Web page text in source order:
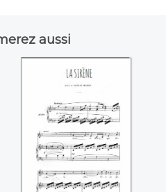
aussi
La sirène ((Georges
Bizet))